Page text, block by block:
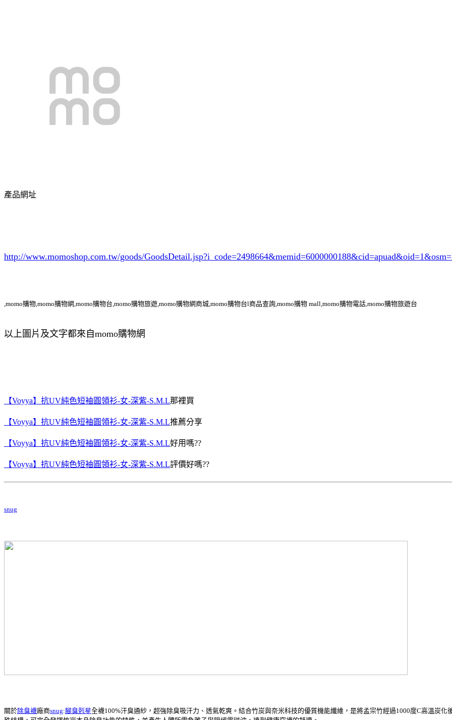
產品網址
http://www.momoshop.com.tw/goods/GoodsDetail.jsp?i_code=2498664
,momo購物,momo購物網,momo購物台,momo購物旅遊,momo購物網商城,momo購物台l商品查詢,momo購物 mall,momo購物電話,momo購物旅遊台
以上圖片及文字都來自momo購物網
【Voyya】抗UV純色短袖圓領衫-女-深紫-S.M.L那裡買
【Voyya】抗UV純色短袖圓領衫-女-深紫-S.M.L推薦分享
【Voyya】抗UV純色短袖圓領衫-女-深紫-S.M.L好用嗎??
【Voyya】抗UV純色短袖圓領衫-女-深紫-S.M.L評價好嗎??
snug
關於除臭襪廠商snug:腳臭剋星全襪100%汗臭通紗，超強除臭吸汗力、透氣乾爽。結合竹炭與奈米科技的優質機能纖維，是將孟宗竹經過1000度C高溫炭